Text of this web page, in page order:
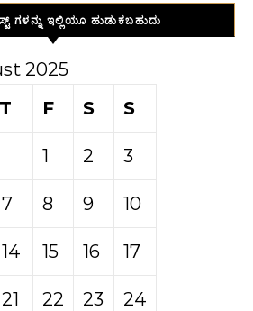
ಇಲ್ಲಿಯೂ ಹುಡುಕಬಹುದು
2025
T F S S
1 2 3
7 8 9 10
14 15 16 17
21 22 23 24